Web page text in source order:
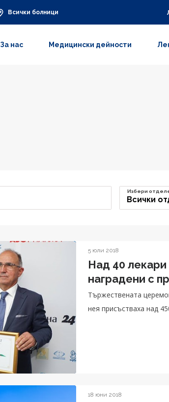
Всички болници
За нас Медицински дейности
Всички
Избери
5 юли 2018
Над 40
наградени с
Тържествената
нея присъстваха над
18 юни 2018